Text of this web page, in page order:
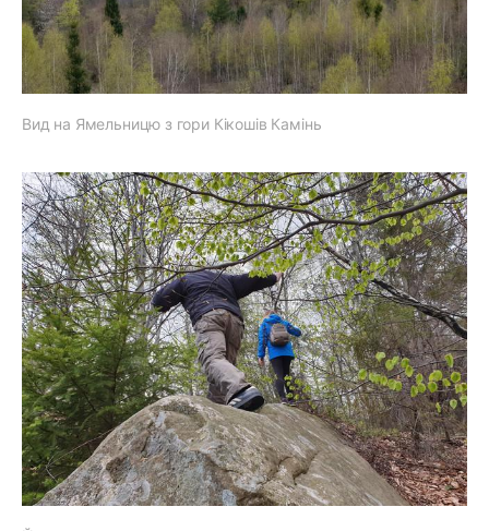
Вид на Ямельницю з гори Кікошів Камінь